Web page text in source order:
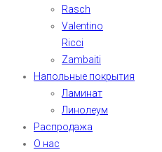
Rasch
Valentino
Ricci
Zambaiti
Напольные покрытия
Ламинат
Линолеум
Распродажа
О нас